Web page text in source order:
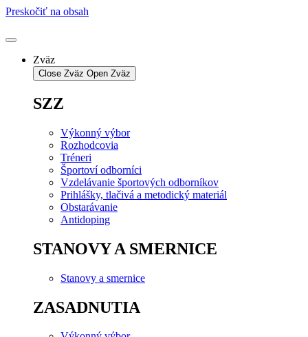
Preskočiť na obsah
Zväz
Close Zväz Open Zväz
SZZ
Výkonný výbor
Rozhodcovia
Tréneri
Športoví odborníci
Vzdelávanie športových odborníkov
Prihlášky, tlačivá a metodický materiál
Obstarávanie
Antidoping
STANOVY A SMERNICE
Stanovy a smernice
ZASADNUTIA